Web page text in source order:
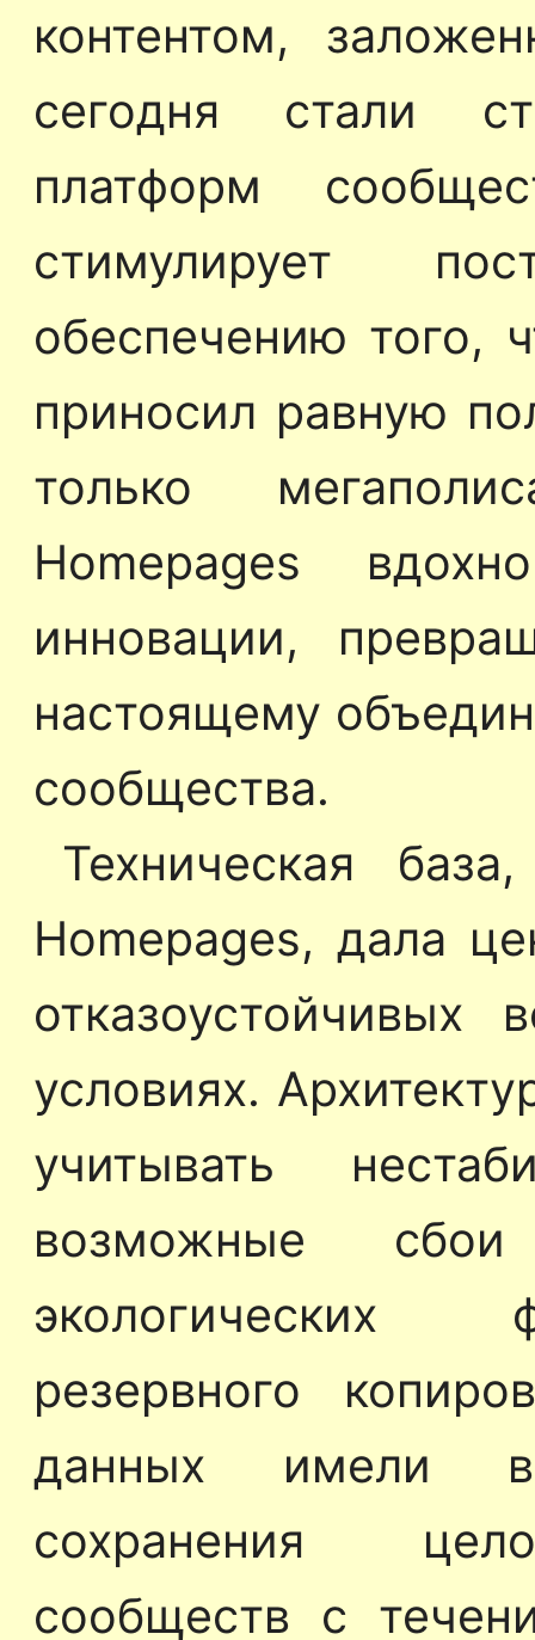
контентом,
сегодня стали
платформ
стимулирует
обеспечению того,
приносил равную
только
Homepages
инновации,
настоящему
сообщества.
Техническая
Homepages, дала
отказоустойчивых
условиях.
учитывать
возможные
экологических
резервного
данных имели
сохранения
сообществ с